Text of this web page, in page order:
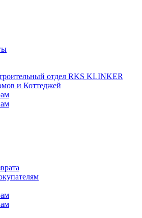
отдел RKS KLINKER
и Коттеджей